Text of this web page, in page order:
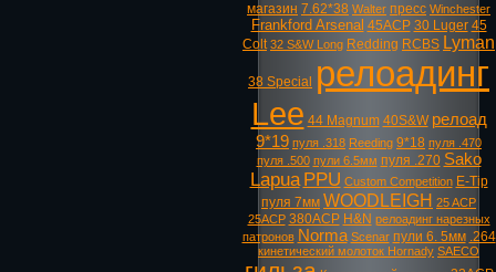
магазин 7.62*38 Walter пресс Winchester
Frankford Arsenal 45ACP 30 Luger 45
Colt 32 S&W Long Redding RCBS Lyman
38 Special релоадинг
Lee 44 Magnum 40S&W релоад
9*19 пуля .318 Reeding 9*18 пуля .470
пуля .500 пули 6.5мм пуля .270 Sako
Lapua PPU Custom Competition E-Tip
пуля 7мм WOODLEIGH 25 ACP
25ACP 380ACP H&N релоадинг нарезных
патронов Norma Scenar пули 6. 5мм .264
кинетический молоток Hornady SAECO